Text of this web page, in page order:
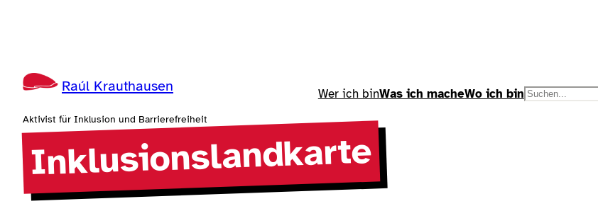
Raúl Krauthausen
Aktivist für Inklusion und Barrierefreiheit
Wer ich binWas ich macheWo ich binS
Inklusionslandkarte